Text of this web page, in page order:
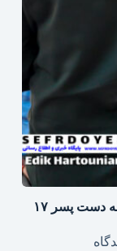
قتل مرد ارمنی سالخورده در محله مجیدیه به دست پسر ۱۷